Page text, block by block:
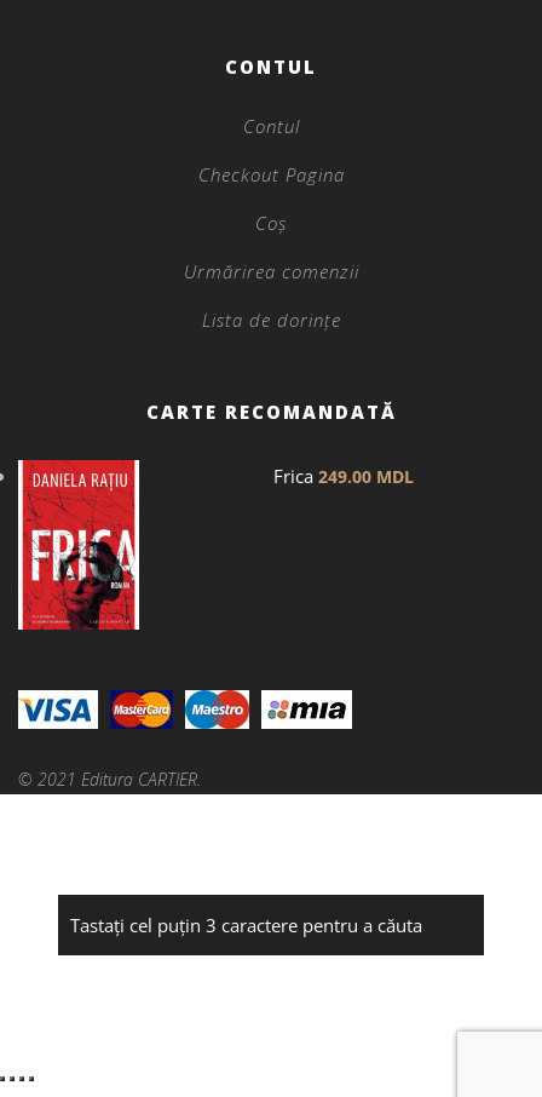
CONTUL
Contul
Checkout Pagina
Coș
Urmărirea comenzii
Lista de dorințe
CARTE RECOMANDATĂ
Frica 249.00 MDL
© 2021 Editura CARTIER.